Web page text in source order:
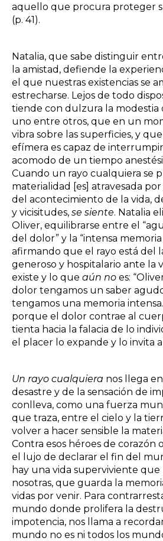
aquello que procura proteger
(p. 41).
Natalia, que sabe distinguir
la amistad, defiende la
el que nuestras existencias se
estrecharse. Lejos de todo
tiende con dulzura la modestia
uno entre otros, que en un
vibra sobre las superficies, y
efímera es capaz de
acomodo de un tiempo
Cuando un rayo cualquiera se
materialidad [es] atravesada por
del acontecimiento de la vida,
y vicisitudes, se siente. Natalia
Oliver, equilibrarse entre el
del dolor” y la “intensa
afirmando que el rayo está del
generoso y hospitalario ante la
existe y lo que aún no es:
dolor tengamos un saber
tengamos una memoria
porque el dolor contrae al
tienta hacia la falacia de lo
el placer lo expande y lo invita
Un rayo cualquiera nos llega
desastre y de la sensación de
conlleva, como una fuerza
que traza, entre el cielo y la
volver a hacer sensible la
Contra esos héroes de corazón
el lujo de declarar el fin del
hay una vida superviviente que
nosotras, que guarda la
vidas por venir. Para
mundo donde prolifera la
impotencia, nos llama a
mundo no es ni todos los